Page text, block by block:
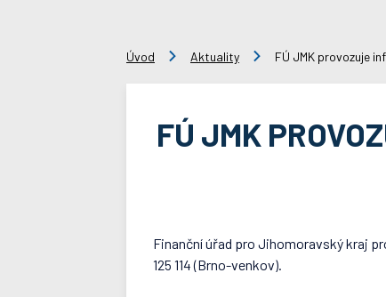
Úvod Aktuality FÚ JMK provozuje
FÚ JMK
Finanční úřad pro Jihomoravský kraj
125 114 (Brno-venkov).